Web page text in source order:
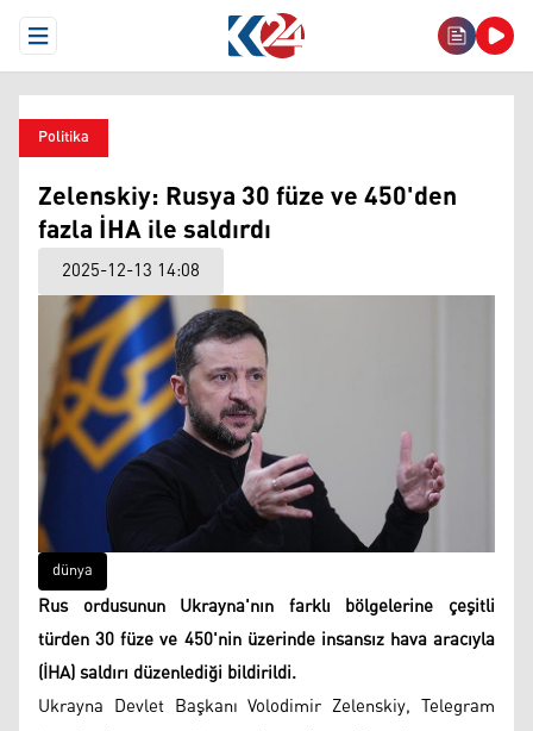
Open Menu
Politika
Zelenskiy: Rusya 30 füze ve 450'den
fazla İHA ile saldırdı
2025-12-13 14:08
dünya
Rus ordusunun Ukrayna'nın farklı bölgelerine çeşitli
türden 30 füze ve 450'nin üzerinde insansız hava aracıyla
(İHA) saldırı düzenlediği bildirildi.
Ukrayna Devlet Başkanı Volodimir Zelenskiy, Telegram